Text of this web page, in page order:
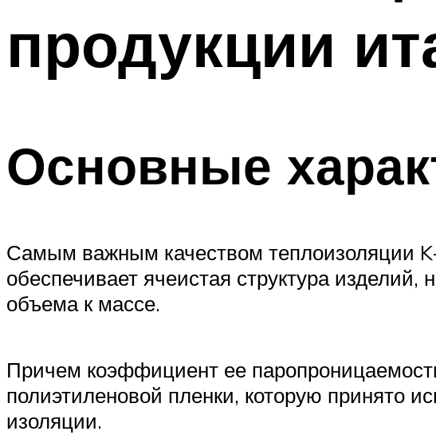
продукции
Основные
Самым важным качеством теплоизоляции
обеспечивает ячеистая структура
объема к массе.
Причем коэффициент ее
полиэтиленовой пленки, которую принято
изоляции.